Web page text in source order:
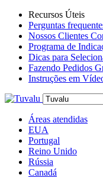
Recursos Úteis
Perguntas
Nossos Clientes
Programa de
Dicas para
Fazendo Pedidos
Instruções em
Áreas atendidas
EUA
Portugal
Reino Unido
Rússia
Canadá